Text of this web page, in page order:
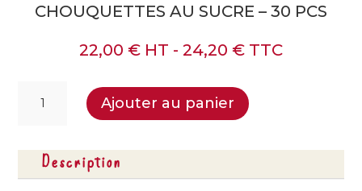
CHOUQUETTES AU SUCRE – 30 PCS
22,00 € HT - 24,20 € TTC
sucre
-
Ajouter au panier
Description